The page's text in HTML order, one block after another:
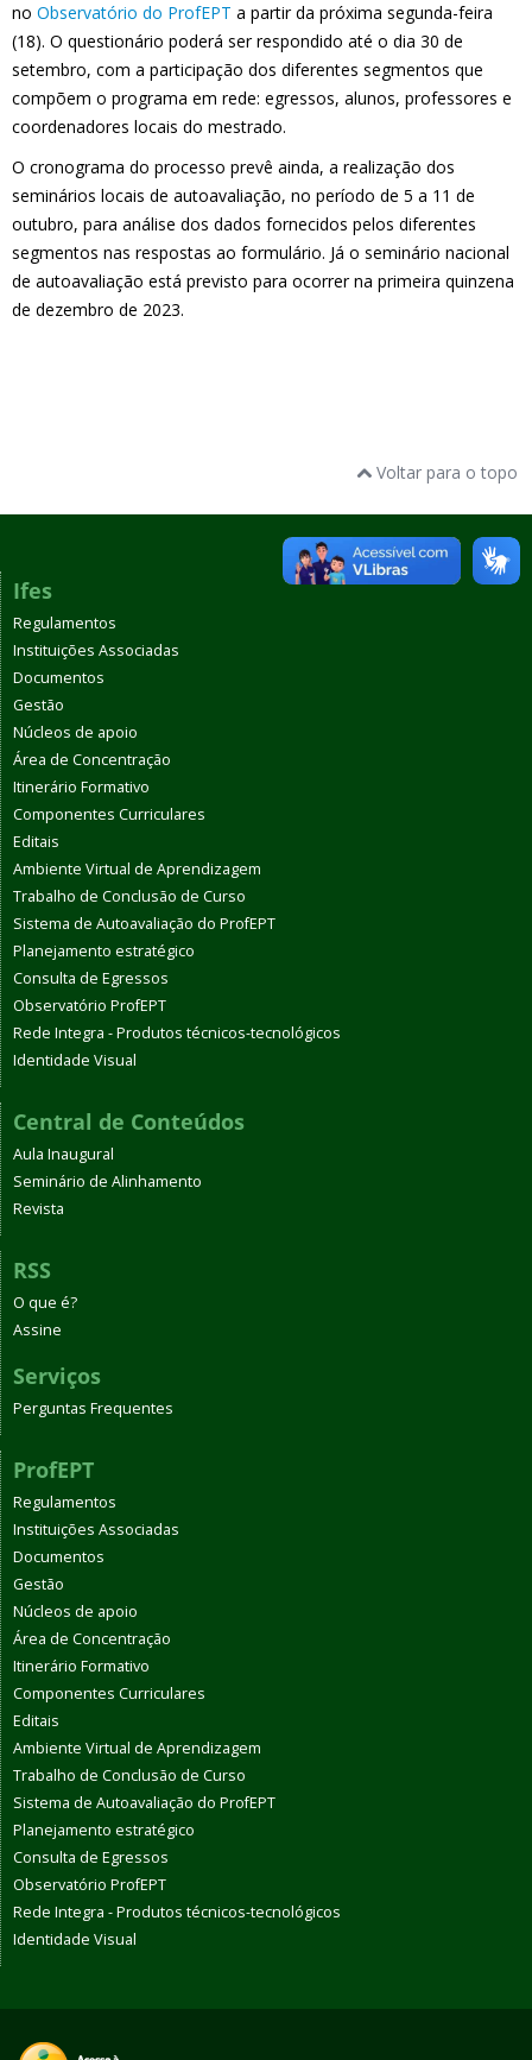
no Observatório do ProfEPT a partir da próxima segunda-feira
(18). O questionário poderá ser respondido até o dia 30 de
setembro, com a participação dos diferentes segmentos que
compõem o programa em rede: egressos, alunos, professores e
coordenadores locais do mestrado.
O cronograma do processo prevê ainda, a realização dos
seminários locais de autoavaliação, no período de 5 a 11 de
outubro, para análise dos dados fornecidos pelos diferentes
segmentos nas respostas ao formulário. Já o seminário nacional
de autoavaliação está previsto para ocorrer na primeira quinzena
de dezembro de 2023.
Voltar para o topo
Ifes
Regulamentos
Instituições Associadas
Documentos
Gestão
Núcleos de apoio
Área de Concentração
Itinerário Formativo
Componentes Curriculares
Editais
Ambiente Virtual de Aprendizagem
Trabalho de Conclusão de Curso
Sistema de Autoavaliação do ProfEPT
Planejamento estratégico
Consulta de Egressos
Observatório ProfEPT
Rede Integra - Produtos técnicos-tecnológicos
Identidade Visual
Central de Conteúdos
Aula Inaugural
Seminário de Alinhamento
Revista
RSS
O que é?
Assine
Serviços
Perguntas Frequentes
ProfEPT
Regulamentos
Instituições Associadas
Documentos
Gestão
Núcleos de apoio
Área de Concentração
Itinerário Formativo
Componentes Curriculares
Editais
Ambiente Virtual de Aprendizagem
Trabalho de Conclusão de Curso
Sistema de Autoavaliação do ProfEPT
Planejamento estratégico
Consulta de Egressos
Observatório ProfEPT
Rede Integra - Produtos técnicos-tecnológicos
Identidade Visual